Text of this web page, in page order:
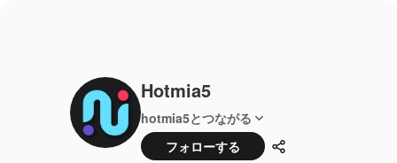
Hotmia5
hotmia5とつながる
フォローする
共有